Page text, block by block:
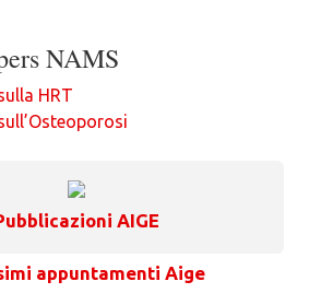
NAMS
HRT
AIGE
appuntamenti Aige